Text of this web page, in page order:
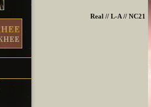
Real // L-A // NC21